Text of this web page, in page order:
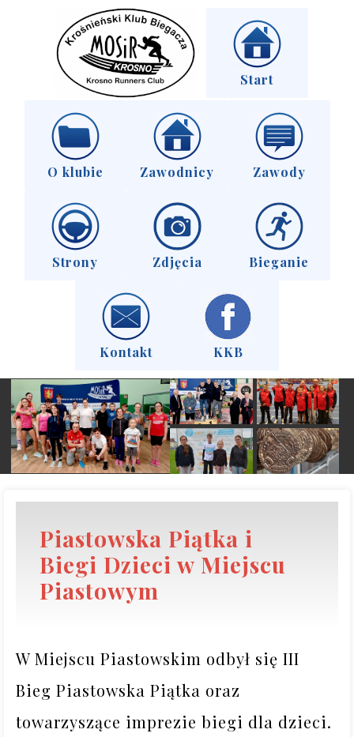
Start
O klubie Zawodnicy Zawody
Strony Zdjęcia Bieganie
Kontakt KKB
Piastowska Piątka i
Biegi Dzieci w Miejscu
Piastowym
W Miejscu Piastowskim odbył się III
Bieg Piastowska Piątka oraz
towarzyszące imprezie biegi dla dzieci.